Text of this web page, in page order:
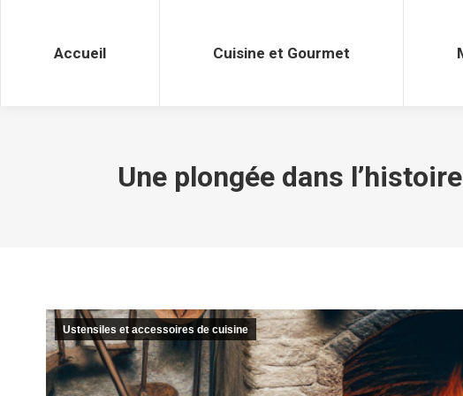
Accueil Cuisine et Gourmet
Une plongée dans
Ustensiles et accessoires de cuisine